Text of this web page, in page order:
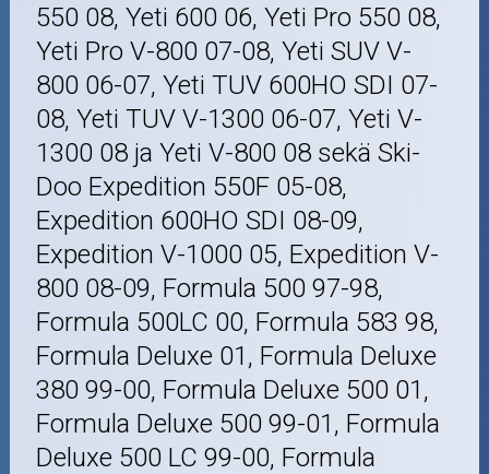
550 08, Yeti 600 06, Yeti Pro 550 08,
Yeti Pro V-800 07-08, Yeti SUV V-
800 06-07, Yeti TUV 600HO SDI 07-
08, Yeti TUV V-1300 06-07, Yeti V-
1300 08 ja Yeti V-800 08 sekä Ski-
Doo Expedition 550F 05-08,
Expedition 600HO SDI 08-09,
Expedition V-1000 05, Expedition V-
800 08-09, Formula 500 97-98,
Formula 500LC 00, Formula 583 98,
Formula Deluxe 01, Formula Deluxe
380 99-00, Formula Deluxe 500 01,
Formula Deluxe 500 99-01, Formula
Deluxe 500 LC 99-00, Formula